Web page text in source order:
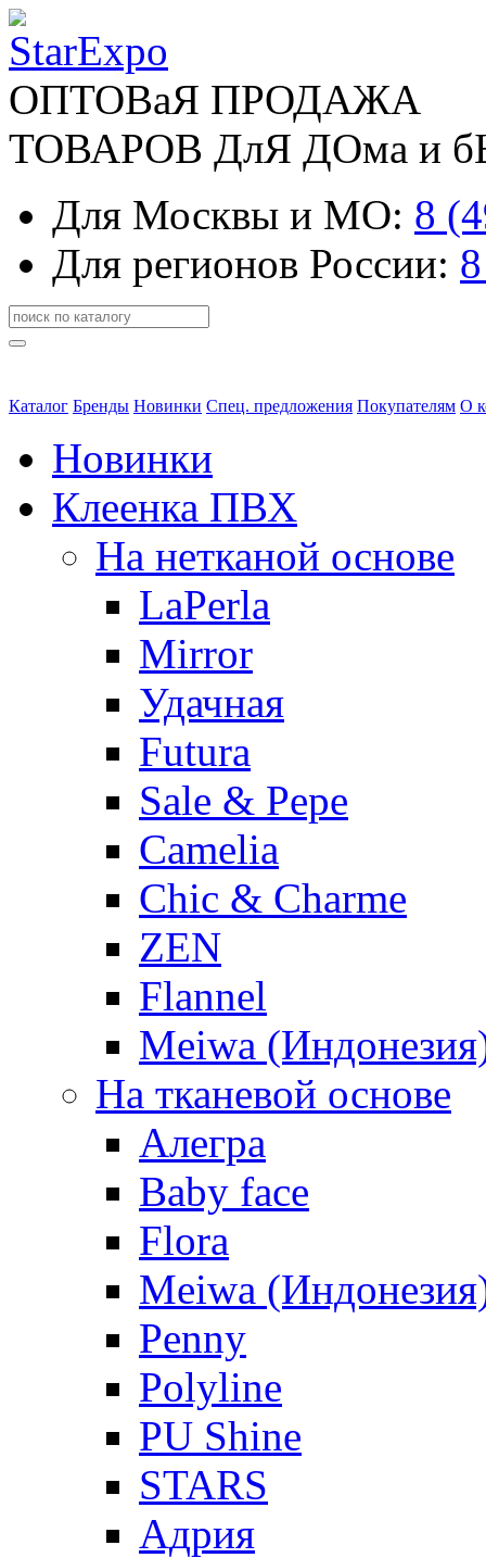
ОПТОВаЯ ПРОДАЖА
ТОВАРОВ ДлЯ ДОма и
Для Москвы и МО: 8
Для регионов России:
Каталог Бренды Новинки Спец. предложения Покупателям О
Новинки
Клеенка ПВХ
На нетканой основе
LaPerla
Mirror
Удачная
Futura
Sale & Pepe
Camelia
Chic & Charme
ZEN
Flannel
Meiwa
На тканевой основе
Алегра
Baby face
Flora
Meiwa
Penny
Polyline
PU Shine
STARS
Адрия